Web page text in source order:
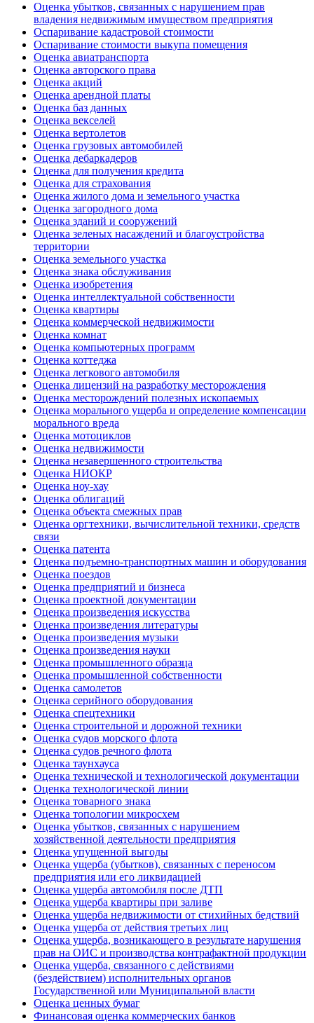
Оценка убытков, связанных с нарушением прав
владения недвижимым имуществом предприятия
Оспаривание кадастровой стоимости
Оспаривание стоимости выкупа помещения
Оценка авиатранспорта
Оценка авторского права
Оценка акций
Оценка арендной платы
Оценка баз данных
Оценка векселей
Оценка вертолетов
Оценка грузовых автомобилей
Оценка дебаркадеров
Оценка для получения кредита
Оценка для страхования
Оценка жилого дома и земельного участка
Оценка загородного дома
Оценка зданий и сооружений
Оценка зеленых насаждений и благоустройства
территории
Оценка земельного участка
Оценка знака обслуживания
Оценка изобретения
Оценка интеллектуальной собственности
Оценка квартиры
Оценка коммерческой недвижимости
Оценка комнат
Оценка компьютерных программ
Оценка коттеджа
Оценка легкового автомобиля
Оценка лицензий на разработку месторождения
Оценка месторождений полезных ископаемых
Оценка морального ущерба и определение компенсации
морального вреда
Оценка мотоциклов
Оценка недвижимости
Оценка незавершенного строительства
Оценка НИОКР
Оценка ноу-хау
Оценка облигаций
Оценка объекта смежных прав
Оценка оргтехники, вычислительной техники, средств
связи
Оценка патента
Оценка подъемно-транспортных машин и оборудования
Оценка поездов
Оценка предприятий и бизнеса
Оценка проектной документации
Оценка произведения искусства
Оценка произведения литературы
Оценка произведения музыки
Оценка произведения науки
Оценка промышленного образца
Оценка промышленной собственности
Оценка самолетов
Оценка серийного оборудования
Оценка спецтехники
Оценка строительной и дорожной техники
Оценка судов морского флота
Оценка судов речного флота
Оценка таунхауса
Оценка технической и технологической документации
Оценка технологической линии
Оценка товарного знака
Оценка топологии микросхем
Оценка убытков, связанных с нарушением
хозяйственной деятельности предприятия
Оценка упущенной выгоды
Оценка ущерба (убытков), связанных с переносом
предприятия или его ликвидацией
Оценка ущерба автомобиля после ДТП
Оценка ущерба квартиры при заливе
Оценка ущерба недвижимости от стихийных бедствий
Оценка ущерба от действия третьих лиц
Оценка ущерба, возникающего в результате нарушения
прав на ОИС и производства контрафактной продукции
Оценка ущерба, связанного с действиями
(бездействием) исполнительных органов
Государственной или Муниципальной власти
Оценка ценных бумаг
Финансовая оценка коммерческих банков